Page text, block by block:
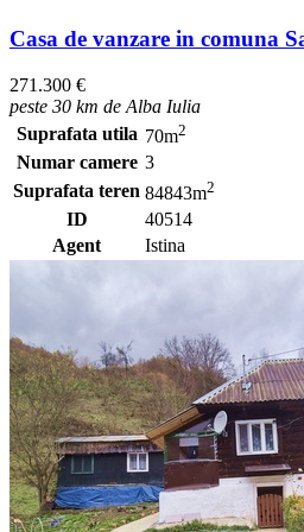
Casa de vanzare in comuna
271.300 €
peste 30 km de Alba Iulia
Suprafata utila 70m2
Numar camere 3
Suprafata teren 84843m2
ID
40514
Agent
Istina